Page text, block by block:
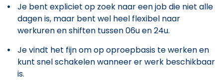
Je bent expliciet op zoek naar een job die niet alle
dagen is, maar bent wel heel flexibel naar
werkuren en shiften tussen 06u en 24u.
Je vindt het fijn om op oproepbasis te werken en
kunt snel schakelen wanneer er werk beschikbaar
is.